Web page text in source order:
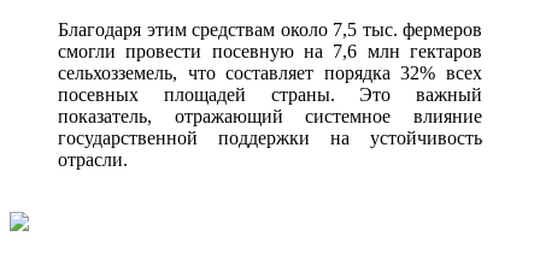
Благодаря этим средствам около 7,5 тыс. фермеров
смогли провести посевную на 7,6 млн гектаров
сельхозземель, что составляет порядка 32% всех
посевных площадей страны. Это важный
показатель, отражающий системное влияние
государственной поддержки на устойчивость
отрасли.